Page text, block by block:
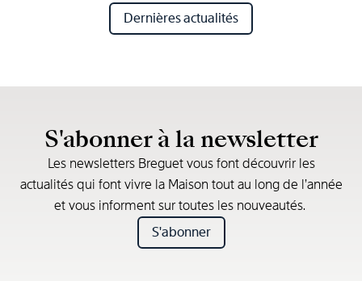
Dernières actualités
S'abonner à la newsletter
Les newsletters Breguet vous font découvrir les
actualités qui font vivre la Maison tout au long de l’année
et vous informent sur toutes les nouveautés.
S'abonner